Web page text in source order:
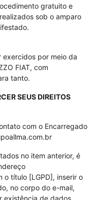
gratuito e
sob o amparo
por meio da
FIAT, com
tanto.
SEUS DIREITOS
com o Encarregado
no item anterior, é
o título [LGPD], inserir o
no corpo do e-mail,
existência de dados,